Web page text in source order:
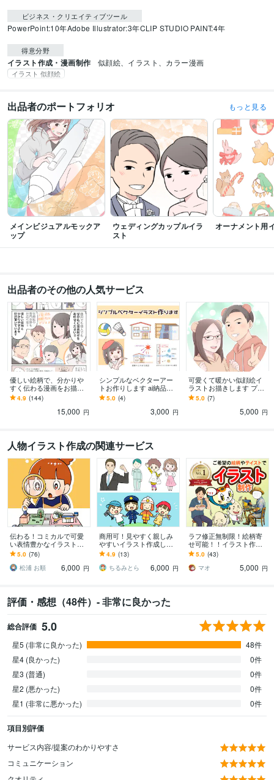
ビジネス・クリエイティブツール
PowerPoint:10年Adobe Illustrator:3年CLIP STUDIO PAINT:4年
得意分野
イラスト作成・漫画制作 似顔絵、イラスト、カラー漫画
イラスト 似顔絵
出品者のポートフォリオ もっと見る
メインビジュアルモックア
ップ
ウェディングカップルイラ
スト
オーナメント用
出品者のその他の人気サービス
優しい絵柄で、分かりや
すく伝わる漫画をお描き
します 行政、医療、大手
企業など実績豊富！似顔
絵対応やシナリオ考案も
4.9 (144)
15,000 円
シンプルなベクターアー
トお作りします ai納品可
能！説明用の図や、ゆる
キャラ、小物イラストな
5.0 (4)
3,000 円
可愛くて暖かい似顔絵イ
ラストお描きします プレ
ゼント、記念日、アイコ
ンに！老若男女何人でも
5.0 (7)
5,000 円
人物イラスト作成の関連サービス
伝わる！コミカルで可愛
い表情豊かなイラスト描
きます 挿絵・チラシ・リ
ーフレット・HP等 / 大量
注文実績あり！
5.0 (76)
松浦 お順
6,000 円
商用可！見やすく親しみ
やすいイラスト作成しま
す 大人向けから子供向け
まで！アイコンや挿し絵
にもぜひどうぞ！
4.9 (13)
ちるみとら
6,000 円
ラフ修正無制限！絵柄寄
せ可能！！イラスト作成
します 【商用可】SNS集
客・キャラデザ・似顔
絵・アイコン・配信対応
5.0 (43)
マオ
5,000 円
評価・感想（48件）- 非常に良かった
総合評価 5.0
星5 (非常に良かった)
48件
星4 (良かった)
0件
星3 (普通)
0件
星2 (悪かった)
0件
星1 (非常に悪かった)
0件
項目別評価
サービス内容/提案のわかりやすさ
コミュニケーション